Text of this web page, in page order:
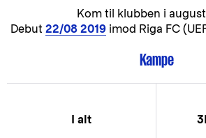
Kom til klubben i
Debut 22/08 2019 imod Riga FC
Kampe
I alt